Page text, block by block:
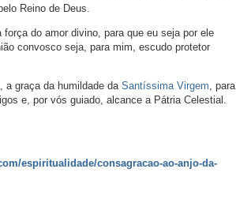
Reino de Deus.
do amor divino, para que eu seja por ele
convosco seja, para mim, escudo protetor
a graça da humildade da Santíssima Virgem, para
e, por vós guiado, alcance a Pátria Celestial.
espiritualidade/consagracao-ao-anjo-da-